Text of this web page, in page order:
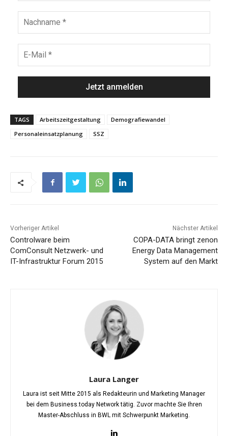
TAGS Arbeitszeitgestaltung
Demografiewandel
Personaleinsatzplanung
SSZ
Vorheriger Artikel
Controlware beim
ComConsult Netzwerk- und
IT-Infrastruktur Forum 2015
Nächster Artikel
COPA-DATA bringt zenon
Energy Data Management
System auf den Markt
Laura Langer
Laura ist seit Mitte 2015 als Redakteurin und Marketing Manager
bei dem Business.today Network tätig. Zuvor machte Sie Ihren
Master-Abschluss in BWL mit Schwerpunkt Marketing.